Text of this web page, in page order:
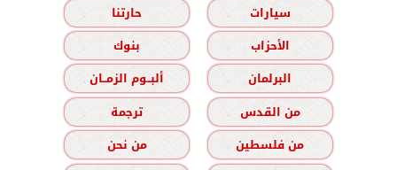
سيارات
حارتنا
الأحزاب
بنوك
البرلمان
ألبــوم الزمــان
من القدس
ترجمة
من فلسطين
من نحن